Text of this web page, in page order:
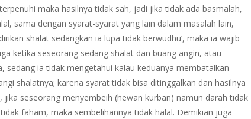
maka hasilnya tidak sah, jadi jika tidak ada basmalah,
sama dengan syarat-syarat yang lain dalam masalah lain,
shalat sedangkan ia lupa tidak berwudhu’, maka ia wajib
ketika seseorang sedang shalat dan buang angin, atau
sedang ia tidak mengetahui kalau keduanya membatalkan
shalatnya; karena syarat tidak bisa ditinggalkan dan hasilnya
seseorang menyembeih (hewan kurban) namun darah tidak
faham, maka sembelihannya tidak halal. Demikian juga